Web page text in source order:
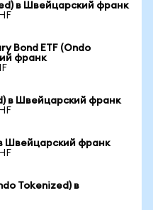
в Швейцарский франк
Bond ETF (Ondo
франк
в Швейцарский франк
Швейцарский франк
Tokenized) в